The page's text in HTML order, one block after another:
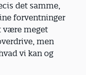
det samme,
forventninger
være meget
men
vi kan og